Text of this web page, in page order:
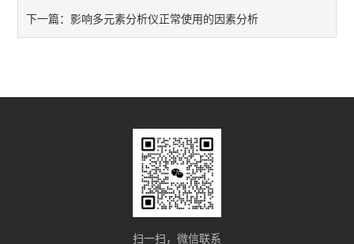
下一篇： 影响多元素分析仪正常使用的因素分析
扫一扫，微信联系